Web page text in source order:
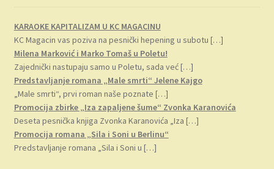
KARAOKE KAPITALIZAM U KC MAGACINU
KC Magacin vas poziva na pesnički hepening u subotu […]
Milena Marković i Marko Tomaš u Poletu!
Zajednički nastupaju samo u Poletu, sada već[…]
Predstavljanje romana „Male smrti“ Jelene Kajgo
„Male smrti“, prvi roman naše poznate […]
Promocija zbirke „Iza zapaljene šume“ Zvonka Karanovića
Deseta pesnička knjiga Zvonka Karanovića „Iza […]
Promocija romana „Sila i Soni u Berlinu“
Predstavljanje romana „Sila i Soni u […]